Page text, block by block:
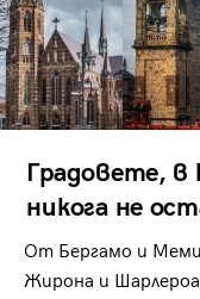
Градовете, в
никога не
От Бергамо и
Жирона и